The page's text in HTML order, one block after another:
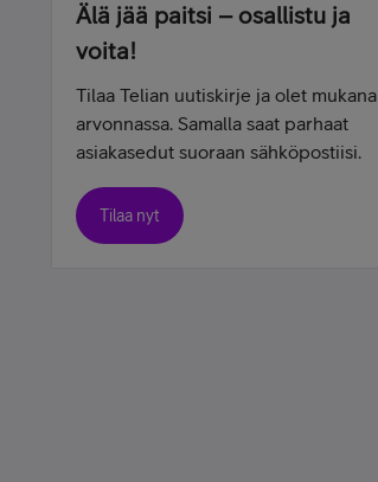
Älä jää paitsi – osallistu ja
voita!
Tilaa Telian uutiskirje ja olet mukana
arvonnassa. Samalla saat parhaat
asiakasedut suoraan sähköpostiisi.
Tilaa nyt